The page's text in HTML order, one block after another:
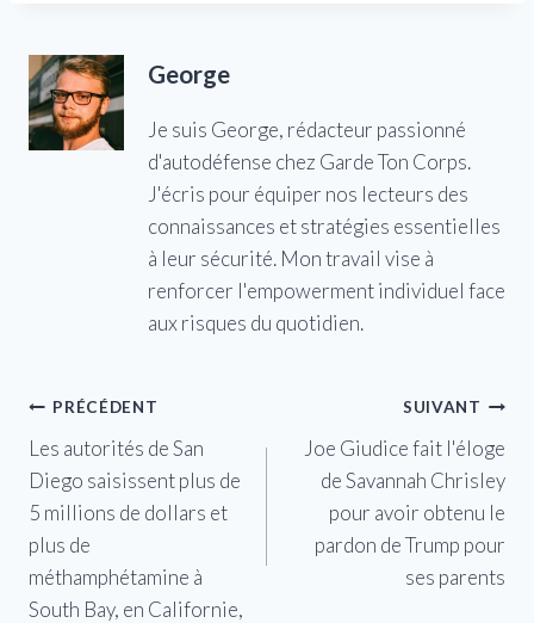
George
Je suis George, rédacteur passionné
d'autodéfense chez Garde Ton Corps.
J'écris pour équiper nos lecteurs des
connaissances et stratégies essentielles
à leur sécurité. Mon travail vise à
renforcer l'empowerment individuel face
aux risques du quotidien.
Navigation
de
l’article
PRÉCÉDENT
Les autorités de San
Diego saisissent plus de
5 millions de dollars et
plus de
méthamphétamine à
South Bay, en Californie,
SUIVANT
Joe Giudice fait l'éloge
de Savannah Chrisley
pour avoir obtenu le
pardon de Trump pour
ses parents